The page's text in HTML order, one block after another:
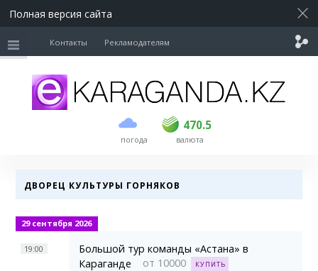
Полная версия сайта
Контакты Рекламодателям
погода
470.5
покупка продажа
USD 469.5 470.5
EUR валюта
ДВОРЕЦ КУЛЬТУРЫ ГОРНЯКОВ
29 сентября 2026
19:00
Большой тур команды «Астана» в
Караганде
от 10000 КУПИТЬ